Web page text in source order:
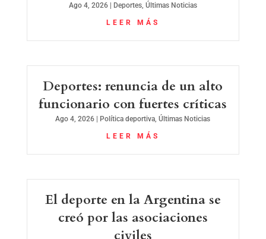
Ago 4, 2026| Deportes, Últimas Noticias
LEER MÁS
Deportes: renuncia de un alto
funcionario con fuertes críticas
Ago 4, 2026 | Política deportiva ,Últimas Noticias
LEER MÁS
El deporte en la Argentina se
creó por las asociaciones
civiles